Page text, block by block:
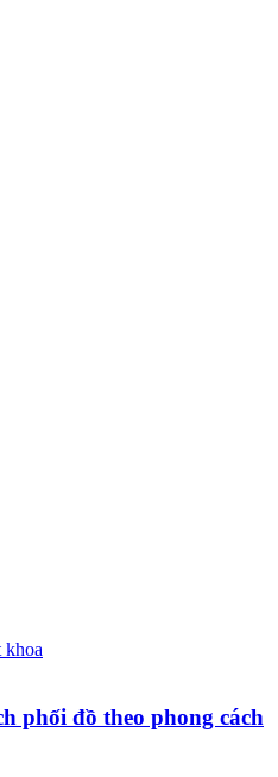
khoa
phối đồ theo phong cách